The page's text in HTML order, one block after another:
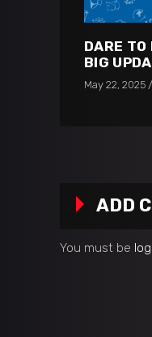
DARE TO
BIG
May 22, 2025
ADD
You must be